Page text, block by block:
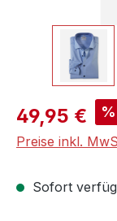
Verkaufspreis:
49,95 € %
Preise inkl.
Sofort